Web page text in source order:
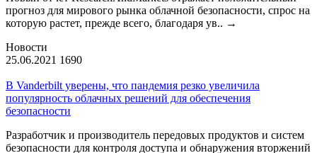
прогноз для мирового рынка облачной безопасности, спрос на
которую растет, прежде всего, благодаря ув.. →
Новости
25.06.2021 1690
В Vanderbilt уверены, что пандемия резко увеличила
популярность облачных решений для обеспечения
безопасности
Разработчик и производитель передовых продуктов и систем
безопасности для контроля доступа и обнаружения вторжений